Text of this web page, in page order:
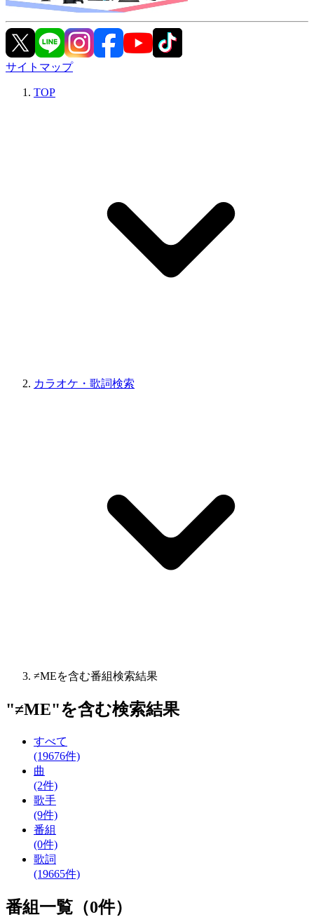
サイトマップ
TOP
カラオケ・歌詞検索
≠MEを含む番組検索結果
"≠ME"を含む検索結果
すべて
(19676件)
曲
(2件)
歌手
(9件)
番組
(0件)
歌詞
(19665件)
番組一覧（0件）